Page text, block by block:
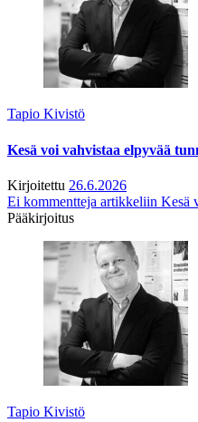
Tapio Kivistö
Kesä voi vahvistaa elpyvää
Kirjoitettu 26.6.2026
Ei kommentteja artikkeliin Kesä
Pääkirjoitus
Tapio Kivistö